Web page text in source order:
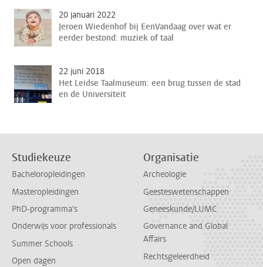
20 januari 2022
Jeroen Wiedenhof bij EenVandaag over wat er
eerder bestond: muziek of taal
22 juni 2018
Het Leidse Taalmuseum: een brug tussen de stad
en de Universiteit
Studiekeuze
Bacheloropleidingen
Masteropleidingen
PhD-programma's
Onderwijs voor professionals
Summer Schools
Open dagen
Organisatie
Archeologie
Geesteswetenschappen
Geneeskunde/LUMC
Governance and Global
Affairs
Rechtsgeleerdheid